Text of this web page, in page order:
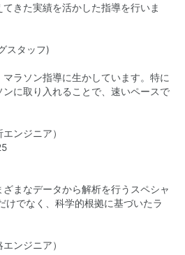
きた実績を活かした指導を行いま
スタッフ)
ラソン指導に生かしています。特に
に取り入れることで、速いペースで
ンジニア）
まなデータから解析を行うスペシャ
けでなく、科学的根拠に基づいたラ
ンジニア）